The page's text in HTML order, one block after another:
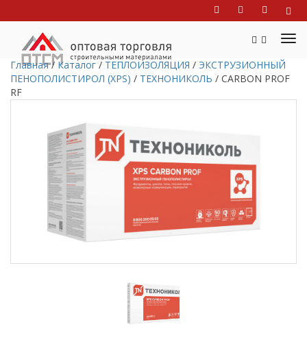
Главная /Каталог / ТЕПЛОИЗОЛЯЦИЯ / ЭКСТРУЗИОННЫЙ
ПЕНОПОЛИСТИРОЛ (XPS) / ТЕХНОНИКОЛЬ / CARBON PROF
RF